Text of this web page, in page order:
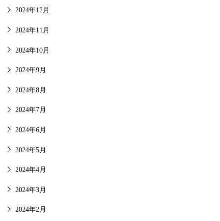
2024年12月
2024年11月
2024年10月
2024年9月
2024年8月
2024年7月
2024年6月
2024年5月
2024年4月
2024年3月
2024年2月